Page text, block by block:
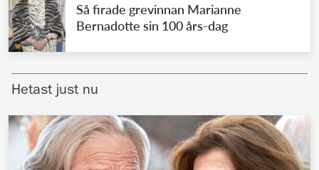
Svenska kungahuset
Brittiska kungahuset
Nederländska kungahuset
Belgiska kungahuset
REDAKTION
Så firade grevinnan Marianne
Bernadotte sin 100 års-dag
Hetast just nu